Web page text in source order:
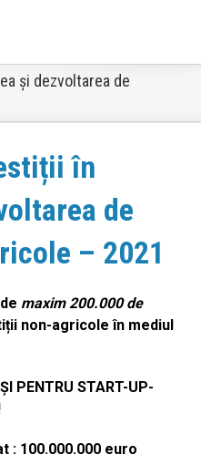
și dezvoltarea de
în
de
– 2021
maxim 200.000de
non-agricole în mediul
ȘI PENTRU START-UP-
: 100.000.000 euro